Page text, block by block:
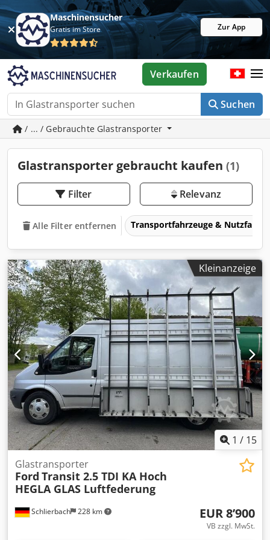
Maschinensucher
Gratis im Store Zur App
Suchen
Verkaufen
/ ... / Gebrauchte Glastransporter
Glastransporter gebraucht kaufen (1)
Filter Relevanz
Alle Filter entfernen Transportfahrzeuge &
Kleinanzeige
1 / 15
Schlierbach 228 km
Glastransporter
Ford Transit 2.5 TDI KA Hoch
HEGLA GLAS Luftfederung
EUR 8’900
VB zzgl. MwSt.